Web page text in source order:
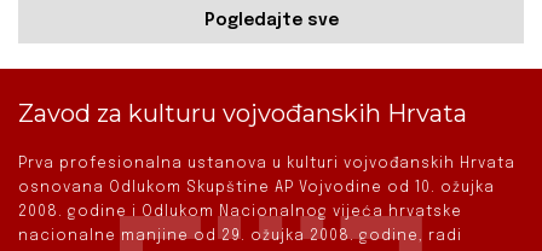
Pogledajte sve
Zavod za kulturu vojvođanskih Hrvata
Prva profesionalna ustanova u kulturi vojvođanskih Hrvata
osnovana Odlukom Skupštine AP Vojvodine od 10. ožujka
2008. godine i Odlukom Nacionalnog vijeća hrvatske
nacionalne manjine od 29. ožujka 2008. godine, radi